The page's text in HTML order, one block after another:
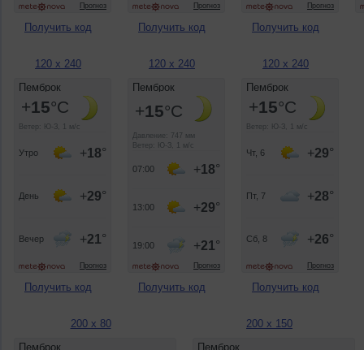
Получить код Получить код Получить код
120 x 240
Получить код
120 x 240
Получить код
120 x 240
Получить код
200 x 80 200 x 150